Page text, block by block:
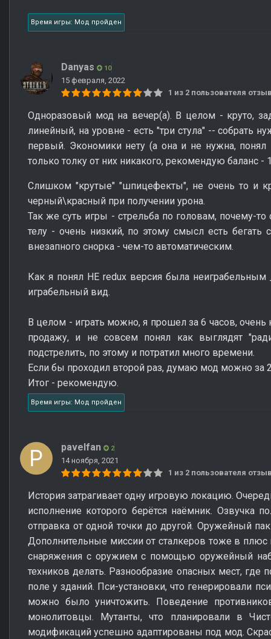
Время игры: Мод пройден
Danyas 10
15 февраля, 2022
1 из 2 пользователя
Одноразовый мод на вечер(а). В целом - круто,
линейный, на уровне - есть "три стула" -- собрать
первый. Экономики нету (а она и не нужна, понял
только толку от них никакого, рекомендую баланс -
Слишком "крутые" "шпицефекты", не очень то и
черный\красный при получении урона.
Так же суть игры - стрельба по головам, почему-
телу - очень низкий, по этому смысл есть
внезапного снорка - чем-то автоматическим.
Как я понял НЕ redux версия была
играбельный вид.
В целом - играть можно, я прошел за 6 часов,
продажу, и не совсем понял как выглядят
подстрелить, по этому и потратил много времени.
Если бы проходил второй раз, думаю мод можно за
Итог - рекомендую.
Время игры: Мод пройден
pavelfan 2
14 ноября, 2021
1 из 2 пользователя
История затрагивает одну игровую локацию.
исполнение которого берётся наёмник. Озвучка
отправка от одной точки до другой. Оружейный
Дополнительные миссии от сталкеров тоже в
снаряжения с оружием с помощью оружейный
техников делать. Разнообразие опасных мест, где
поле у зданий. Пси-установки, что генерировали
можно было уничтожить. Поведение
монолитовцы. Мутанты, что планировали в
модификаций успешно адаптированы под мод.